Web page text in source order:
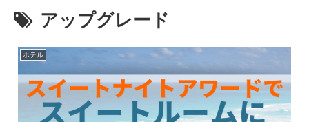
アップグレード
ホテル